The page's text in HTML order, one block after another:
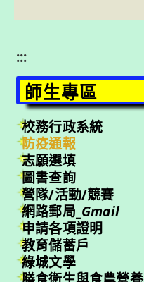
:::
師生專區
校務行政系統
防疫通報
志願選填
圖書查詢
營隊/活動/競賽
網路郵局_ Gmail
申請各項證明
教育儲蓄戶
綠城文學